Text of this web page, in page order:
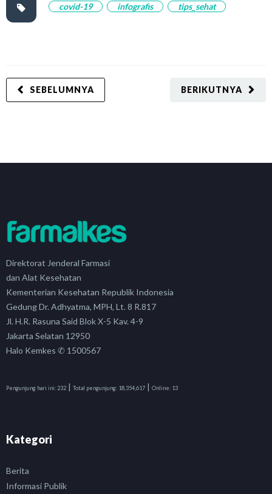
covid-19 infografis tips_sehat
BERIKUTNYA
SEBELUMNYA
Direktorat Jenderal Farmasi
dan Alat Kesehatan
Kementerian Kesehatan Republik Indonesia
Gedung Dr. Adhyatma, MPH, Lt. 8 R.817
Jl. H.R. Rasuna Said Blok X-5 Kav. 4-9
Jakarta Selatan 12950
Halo Kemkes ✆ 1500567
Pengunjung hari ini: 232 | Total pengunjung: 18,354,617 | Online: 13
Kategori
Berita
Informasi Publik